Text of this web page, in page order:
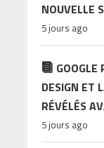
NOUVELLE
5 jours ago
GOOGLE
DESIGN ET
RÉVÉLÉS
5 jours ago